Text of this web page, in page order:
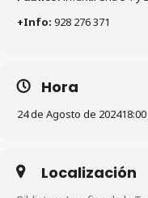
+Info: 928 276 371
Hora
24 de Agosto de 202418:00
Localización